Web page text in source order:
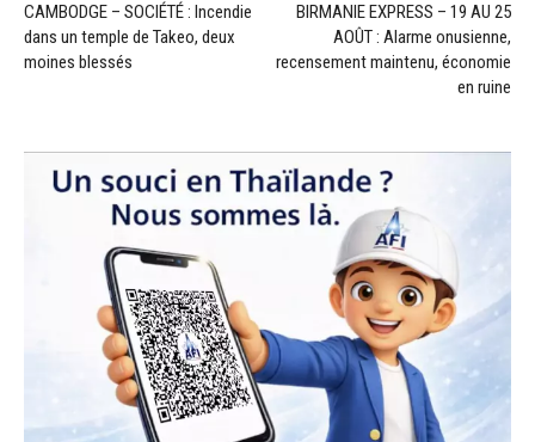
CAMBODGE – SOCIÉTÉ : Incendie
dans un temple de Takeo, deux
moines blessés
BIRMANIE EXPRESS – 19 AU 25
AOÛT : Alarme onusienne,
recensement maintenu, économie
en ruine